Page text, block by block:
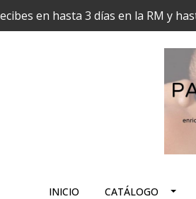
en hasta 3 días en la RM y
INICIO CATÁLOGO